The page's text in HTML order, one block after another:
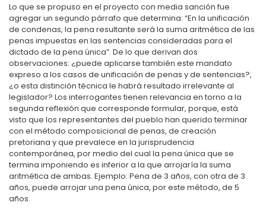
Lo que se propuso en el proyecto con media sanción fue
agregar un segundo párrafo que determina: “En la unificación
de condenas, la pena resultante será la suma aritmética de las
penas impuestas en las sentencias consideradas para el
dictado de la pena única”. De lo que derivan dos
observaciones: ¿puede aplicarse también este mandato
expreso a los casos de unificación de penas y de sentencias?,
¿o esta distinción técnica le habrá resultado irrelevante al
legislador? Los interrogantes tienen relevancia en torno a la
segunda reflexión que corresponde formular, porque, está
visto que los representantes del pueblo han querido terminar
con el método composicional de penas, de creación
pretoriana y que prevalece en la jurisprudencia
contemporánea, por medio del cual la pena única que se
termina imponiendo es inferior a la que arrojaría la suma
aritmética de ambas. Ejemplo: Pena de 3 años, con otra de 3
años, puede arrojar una pena única, por este método, de 5
años.